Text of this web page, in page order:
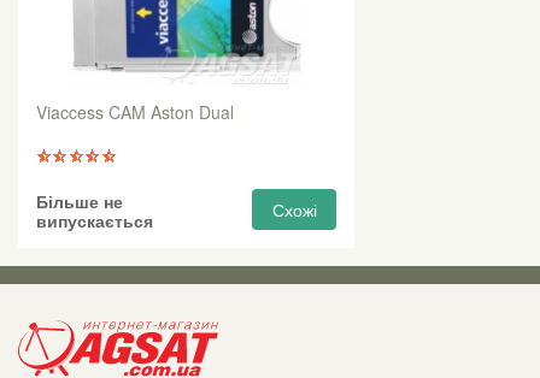
Viaccess CAM Aston Dual
Більше не
випускається
Схожі